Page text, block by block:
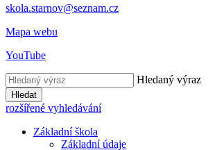
skola.starnov@seznam.cz
Mapa webu
YouTube
Hledaný výraz
Hledat
rozšířené vyhledávání
Základní škola
Základní údaje